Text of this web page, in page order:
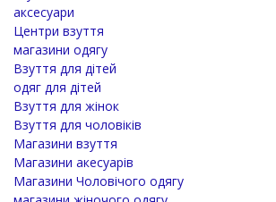
аксесуари
Центри взуття
магазини одягу
Взуття для дітей
одяг для дітей
Взуття для жінок
Взуття для чоловіків
Магазини взуття
Магазини акесуарів
Магазини Чоловічого одягу